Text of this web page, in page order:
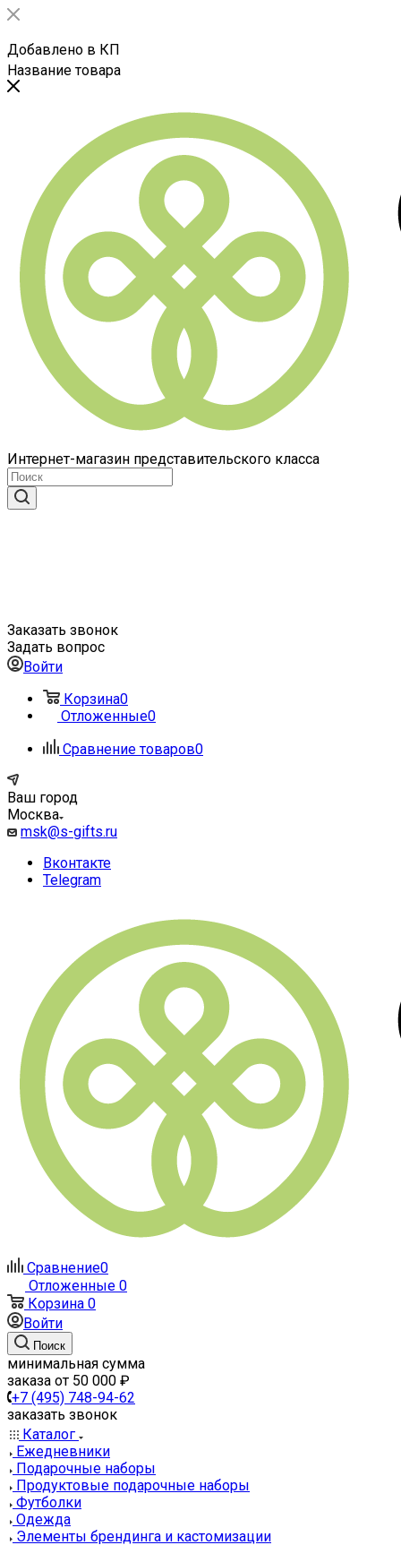
Добавлено в КП
Название товара
Интернет-магазин представительского класса
Заказать звонок
Задать вопрос
Войти
Корзина0
Отложенные0
Сравнение товаров0
Ваш город
Москва
msk@s-gifts.ru
Вконтакте
Telegram
Сравнение0
Отложенные 0
Корзина 0
Войти
Поиск
минимальная сумма
заказа от 50 000 ₽
+7 (495) 748-94-62
заказать звонок
Каталог
Ежедневники
Подарочные наборы
Продуктовые подарочные наборы
Футболки
Одежда
Элементы брендинга и кастомизации